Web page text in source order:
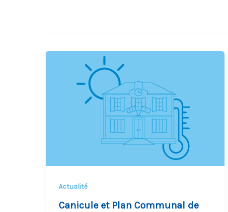
Actualité
Canicule et Plan Communal de